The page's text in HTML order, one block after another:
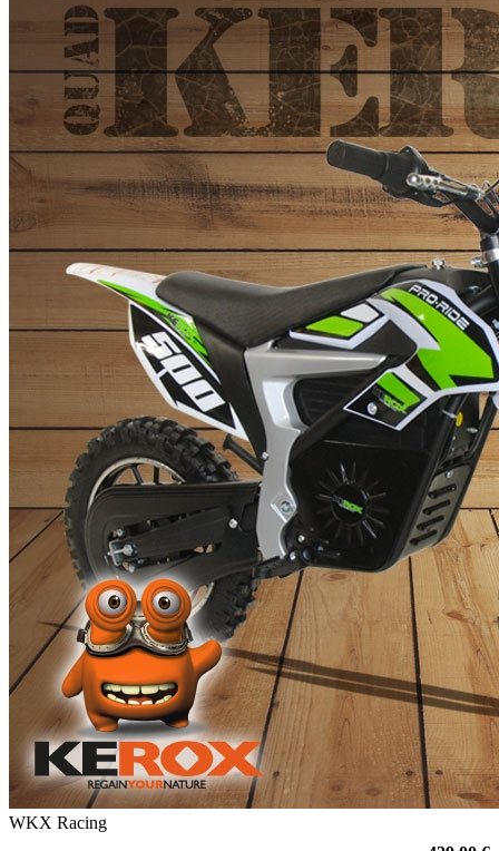
WKX Racing